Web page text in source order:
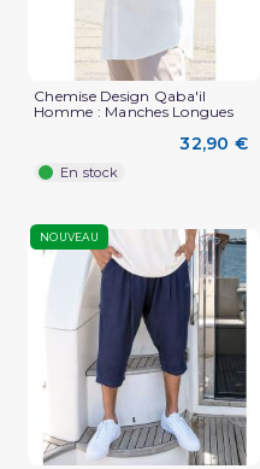
Chemise Design Qaba'il
Homme : Manches Longues
32,90 €
En stock
NOUVEAU